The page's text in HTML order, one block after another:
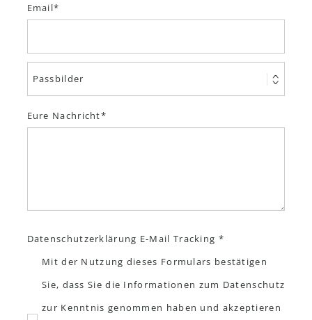
Email
Eure Nachricht
Datenschutzerklärung E-Mail Tracking *
Mit der Nutzung dieses Formulars bestätigen
Sie, dass Sie die Informationen zum Datenschutz
zur Kenntnis genommen haben und akzeptieren